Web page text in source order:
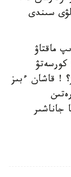
سىندى
ماقتاۋ
! قاشان ءبىز
جاناشىر